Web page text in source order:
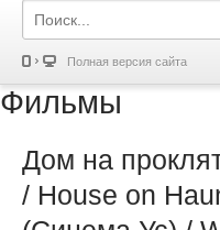
Полная версия сайта
Фильмы
Дом на
/ House on